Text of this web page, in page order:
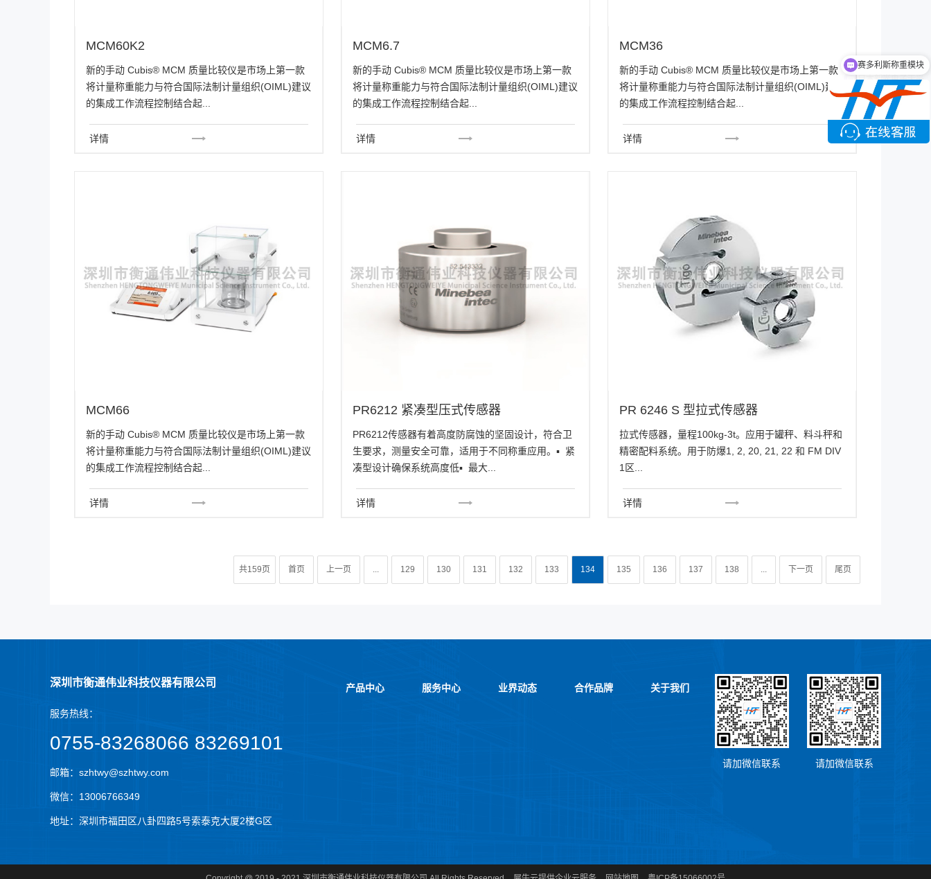
MCM60K2
新的手动 Cubis® MCM 质量比较仪是市场上第一款
将计量称重能力与符合国际法制计量组织(OIML)建议
的集成工作流程控制结合起...
详情
MCM6.7
新的手动 Cubis® MCM 质量比较仪是市场上第一款
将计量称重能力与符合国际法制计量组织(OIML)建议
的集成工作流程控制结合起...
详情
MCM36
新的手动 Cubis® MCM 质量比较仪是市场上第一款
将计量称重能力与符合国际法制计量组织(OIML)建议
的集成工作流程控制结合起...
详情
MCM66
新的手动 Cubis® MCM 质量比较仪是市场上第一款
将计量称重能力与符合国际法制计量组织(OIML)建议
的集成工作流程控制结合起...
详情
PR6212 紧凑型压式传感器
PR6212传感器有着高度防腐蚀的坚固设计，符合卫
生要求，测量安全可靠，适用于不同称重应用。▪ 紧
凑型设计确保系统高度低▪ 最大...
详情
PR 6246 S 型拉式传感器
拉式传感器，量程100kg-3t。应用于罐秤、料斗秤和
精密配料系统。用于防爆1, 2, 20, 21, 22 和 FM DIV
1区...
详情
共159页 首页 上一页 ... 129 130 131 132 133 134 135 136 137 138 ... 下一页 尾页
深圳市衡通伟业科技仪器有限公司
服务热线：
0755-83268066 83269101
邮箱：szhtwy@szhtwy.com
微信：13006766349
地址：深圳市福田区八卦四路5号索泰克大厦2楼G区
产品中心 服务中心 业界动态 合作品牌 关于我们
请加微信联系 请加微信联系
日本新光电子天平